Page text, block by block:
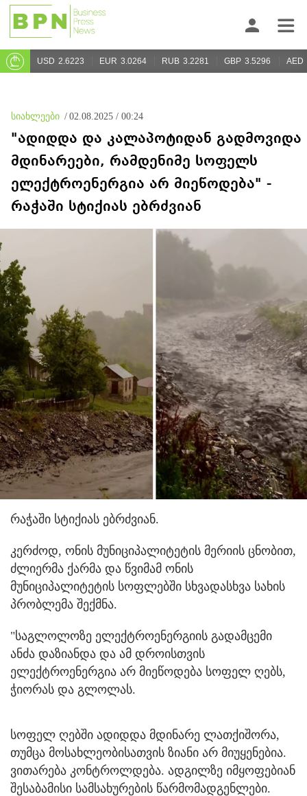
USD 2.6223 EUR 3.0264 RUB 3.2281 GBP 3.5296 AED
სიახლეები / 02.08.2025 / 00:24
"ადიდდა და კალაპოტიდან გადმოვიდა
მდინარეები, რამდენიმე სოფელს
ელექტროენერგია არ მიეწოდება" -
რაჭაში სტიქიას ებრძვიან
რაჭაში სტიქიას ებრძვიან.
კერძოდ, ონის მუნიციპალიტეტის მერიის ცნობით,
ძლიერმა ქარმა და წვიმამ ონის
მუნიციპალიტეტის სოფლებში სხვადასხვა სახის
პრობლემა შექმნა.
"საგლოლოზე ელექტროენერგიის გადამცემი
ანძა დაზიანდა და ამ დროისთვის
ელექტროენერგია არ მიეწოდება სოფელ ღებს,
ჭიორას და გლოლას.
სოფელ ღებში ადიდდა მდინარე ლათქიშორა,
თუმცა მოსახლეობისათვის ზიანი არ მიუყენებია.
ვითარება კონტროლდება. ადგილზე იმყოფებიან
შესაბამისი სამსახურების წარმომადგენლები.